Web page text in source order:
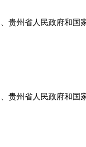
贵州省人民政府和
贵州省人民政府和